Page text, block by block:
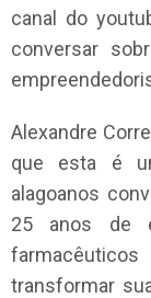
canal do
conversar
Alexandre
que esta é
alagoanos
25 anos de
transformar